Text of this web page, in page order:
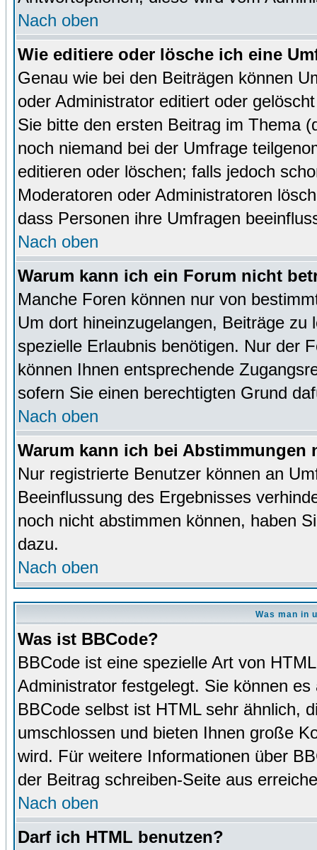
Nach oben
Wie editiere oder lösche ich eine
Genau wie bei den Beiträgen können
oder Administrator editiert oder
Sie bitte den ersten Beitrag im Thema
noch niemand bei der Umfrage
editieren oder löschen; falls jedoch
Moderatoren oder Administratoren
dass Personen ihre Umfragen
Nach oben
Warum kann ich ein Forum nicht
Manche Foren können nur von
Um dort hineinzugelangen, Beiträge
spezielle Erlaubnis benötigen. Nur der
können Ihnen entsprechende
sofern Sie einen berechtigten Grund
Nach oben
Warum kann ich bei Abstimmungen
Nur registrierte Benutzer können an
Beeinflussung des Ergebnisses
noch nicht abstimmen können, haben
dazu.
Nach oben
Was man in
Was ist BBCode?
BBCode ist eine spezielle Art von
Administrator festgelegt. Sie können
BBCode selbst ist HTML sehr ähnlich,
umschlossen und bieten Ihnen große
wird. Für weitere Informationen über
der Beitrag schreiben-Seite aus
Nach oben
Darf ich HTML benutzen?